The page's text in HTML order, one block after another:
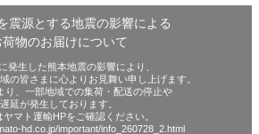
震源とする地震の影響による
荷物のお届けについて
発生した熊本地震の影響により、
の皆さまに心よりお見舞い申し上げます。
り、一部地域での集荷・配送の停止や
遅延が発生しております。
ヤマト運輸HPをご確認ください。
hd.co.jp/important/info_260728_2.html